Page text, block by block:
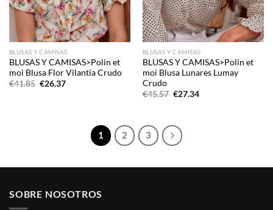
BLUSAS Y CAMISAS
BLUSAS Y CAMISAS>Polin et
moi Blusa Flor Vilantia Crudo
€41.85 El
€26.37El
BLUSAS Y CAMISAS
BLUSAS Y CAMISAS>Polin et
moi Blusa Lunares Lumay
Crudo
€45.57 El
€45.57.
€27.34El
1 2 3
SOBRE NOSOTROS